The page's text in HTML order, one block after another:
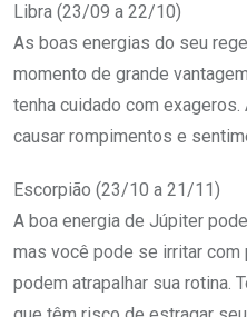
Libra (23/09 a 22/10)
As boas energias do seu
momento de grande
tenha cuidado com exageros.
causar rompimentos e
Escorpião (23/10 a 21/11)
A boa energia de Júpiter
mas você pode se irritar
podem atrapalhar sua rotina.